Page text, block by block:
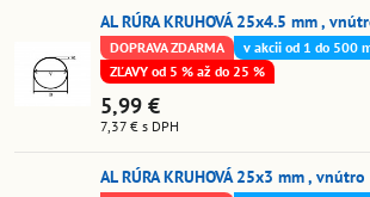
AL RÚRA KRUHOVÁ 25x4.5 mm ,
DOPRAVA ZDARMA
v akcii od 1 do 500
ZĽAVY od 5 % až do 25 %
5,99 €
7,37 € s DPH
AL RÚRA KRUHOVÁ 25x3 mm ,